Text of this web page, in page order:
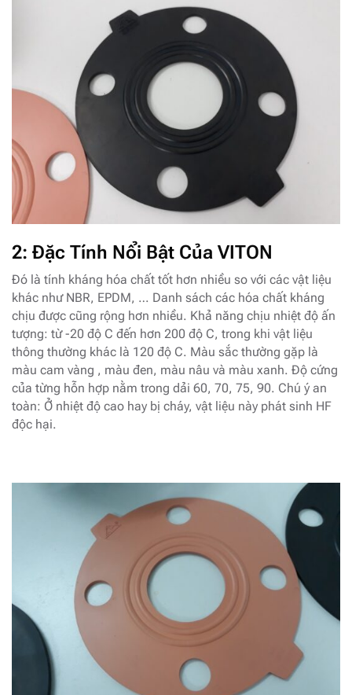
2: Đặc Tính Nổi Bật Của VITON
Đó là tính kháng hóa chất tốt hơn nhiều so với các vật liệu
khác như NBR, EPDM, … Danh sách các hóa chất kháng
chịu được cũng rộng hơn nhiều. Khả năng chịu nhiệt độ ấn
tượng: từ -20 độ C đến hơn 200 độ C, trong khi vật liệu
thông thường khác là 120 độ C. Màu sắc thường gặp là
màu cam vàng , màu đen, màu nâu và màu xanh. Độ cứng
của từng hỗn hợp nằm trong dải 60, 70, 75, 90. Chú ý an
toàn: Ở nhiệt độ cao hay bị cháy, vật liệu này phát sinh HF
độc hại.